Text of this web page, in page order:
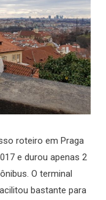
roteiro em Praga
e durou apenas 2
O terminal
bastante para